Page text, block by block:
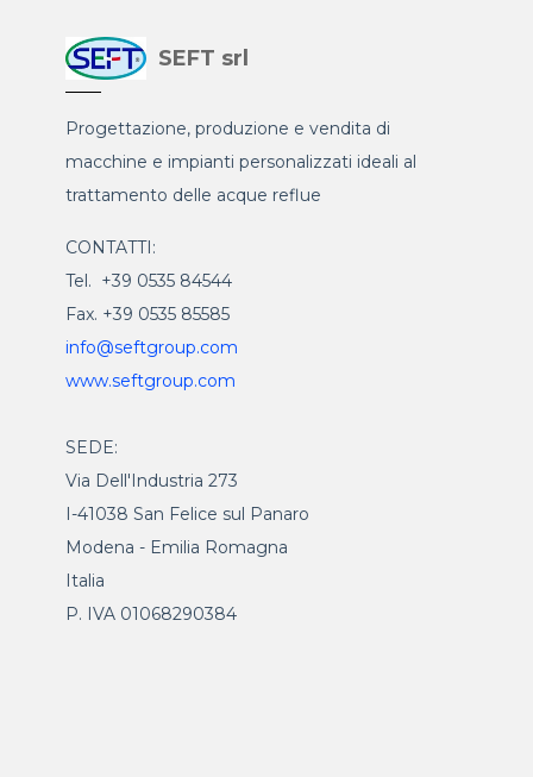
SEFT srl
Progettazione, produzione e vendita di
macchine e impianti personalizzati ideali al
trattamento delle acque reflue
CONTATTI:
Tel. +39 0535 84544
Fax. +39 0535 85585
info@seftgroup.com
www.seftgroup.com
SEDE:
Via Dell'Industria 273
I-41038 San Felice sul Panaro
Modena - Emilia Romagna
Italia
P. IVA 01068290384